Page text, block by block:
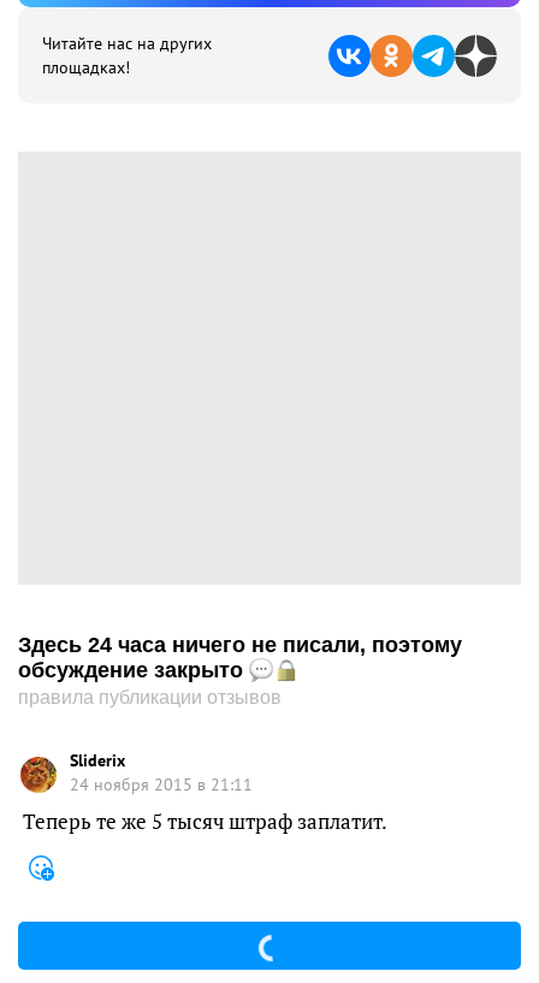
Читайте нас на других
площадках!
Здесь 24 часа ничего не писали, поэтому
обсуждение закрыто
правила публикации отзывов
Sliderix
24 ноября 2015 в 21:11
Теперь те же 5 тысяч штраф заплатит.